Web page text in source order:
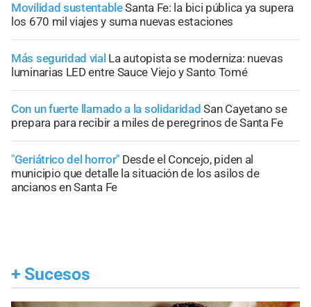
Movilidad sustentableSanta Fe: la bici pública ya supera
los 670 mil viajes y suma nuevas estaciones
Más seguridad vial La autopista se moderniza: nuevas
luminarias LED entre Sauce Viejo y Santo Tomé
Con un fuerte llamado a la solidaridad San Cayetano se
prepara para recibir a miles de peregrinos de Santa Fe
"Geriátrico del horror" Desde el Concejo, piden al
municipio que detalle la situación de los asilos de
ancianos en Santa Fe
+ Sucesos